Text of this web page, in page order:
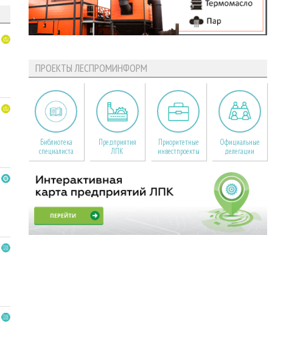
ПРОЕКТЫ ЛЕСПРОМИНФОРМ
Библиотека
специалиста
Предприятия
ЛПК
Приоритетные
инвестпроекты
Официальные
делегации